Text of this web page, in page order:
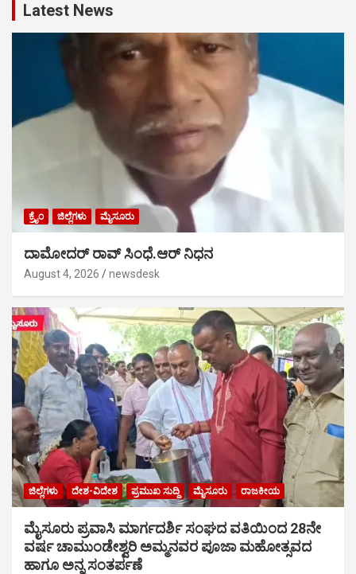
Latest News
ಕ್ರೈಂ ಜಿಲ್ಲೆಗಳು ಮೈಸೂರು
ದಾಮೋದರ್ ರಾವ್ ಸಿಂಧೆ.ಆರ್ ನಿಧನ
August 4, 2026 newsdesk
ಜಿಲ್ಲೆಗಳು ದೇಶ-ವಿದೇಶ ಪ್ರಮುಖ ಸುದ್ದಿ ಮೈಸೂರು ರಾಜಕೀಯ
ಮೈಸೂರು ಪ್ರವಾಸಿ ಮಾರ್ಗದರ್ಶಿ ಸಂಘದ ವತಿಯಿಂದ 28ನೇ
ವರ್ಷ ಚಾಮುಂಡೇಶ್ವರಿ ಅಮ್ಮನವರ ಪೂಜಾ ಮಹೋತ್ಸವದ
ಹಾಗೂ ಅನ್ನ ಸಂತರ್ಪಣೆ